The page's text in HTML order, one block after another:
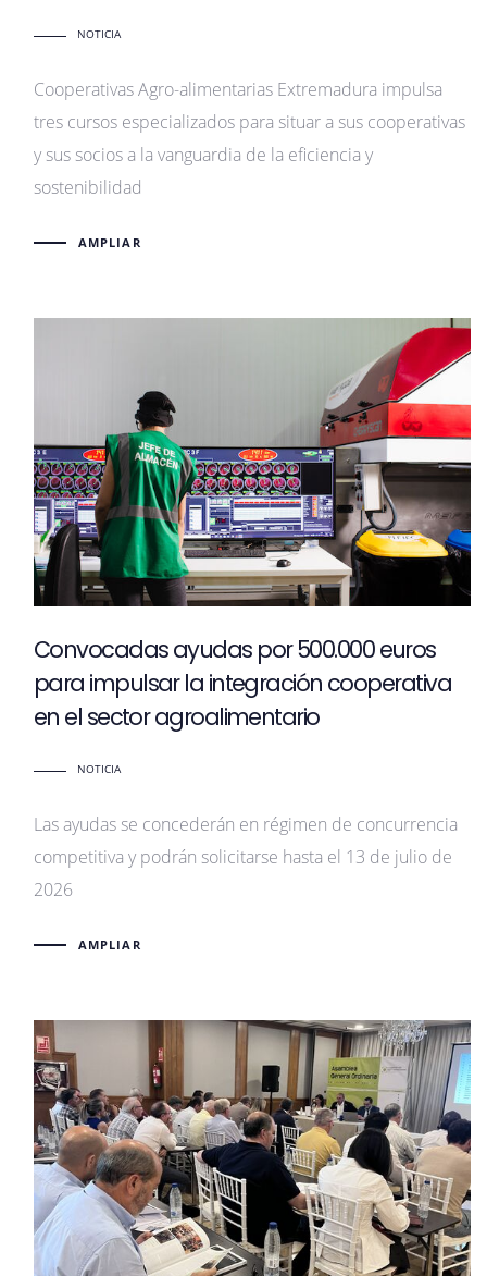
NOTICIA
Cooperativas Agro-alimentarias Extremadura impulsa
tres cursos especializados para situar a sus cooperativas
y sus socios a la vanguardia de la eficiencia y
sostenibilidad
AMPLIAR
Convocadas ayudas por 500.000 euros
para impulsar la integración cooperativa
en el sector agroalimentario
NOTICIA
Las ayudas se concederán en régimen de concurrencia
competitiva y podrán solicitarse hasta el 13 de julio de
2026
AMPLIAR